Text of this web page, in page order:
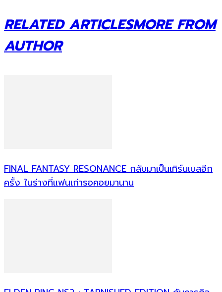
RELATED ARTICLESMORE FROM
AUTHOR
FINAL FANTASY RESONANCE กลับมาเป็นเทิร์นเบสอีก
ครั้ง ในร่างที่แฟนเก่ารอคอยมานาน